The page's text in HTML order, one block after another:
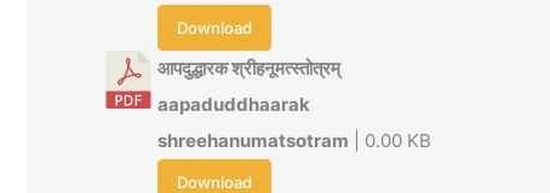
Download
आपदुद्धारक श्रीहनूमत्स्तोत्रम्
aapaduddhaarak
shreehanumatsotram | 0.00 KB
Download